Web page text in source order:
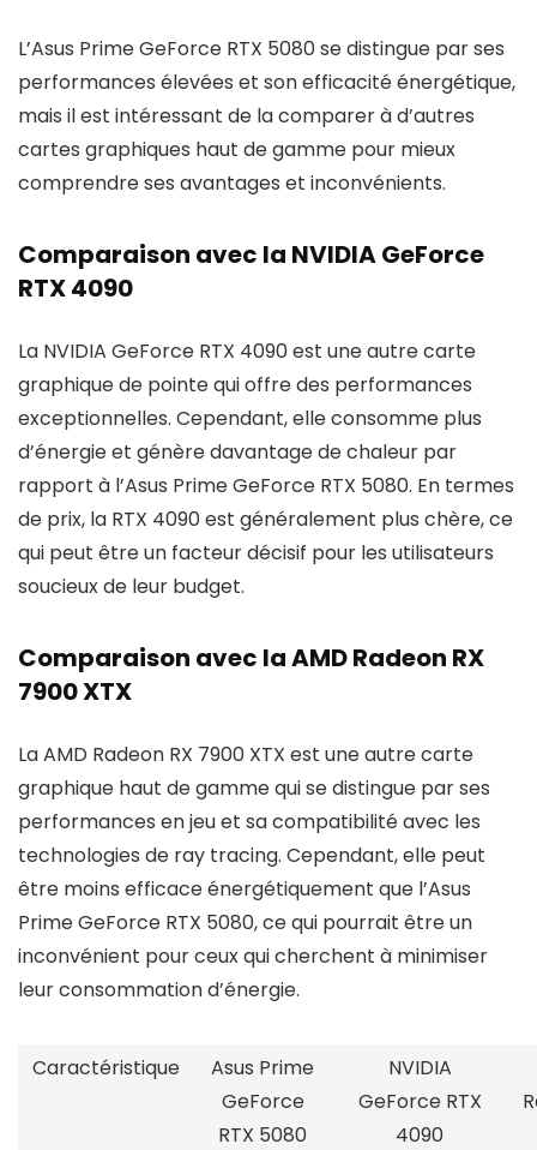
L’Asus Prime GeForce RTX 5080 se distingue par ses
performances élevées et son efficacité énergétique,
mais il est intéressant de la comparer à d’autres
cartes graphiques haut de gamme pour mieux
comprendre ses avantages et inconvénients.
Comparaison avec la NVIDIA GeForce
RTX 4090
La NVIDIA GeForce RTX 4090 est une autre carte
graphique de pointe qui offre des performances
exceptionnelles. Cependant, elle consomme plus
d’énergie et génère davantage de chaleur par
rapport à l’Asus Prime GeForce RTX 5080. En termes
de prix, la RTX 4090 est généralement plus chère, ce
qui peut être un facteur décisif pour les utilisateurs
soucieux de leur budget.
Comparaison avec la AMD Radeon RX
7900 XTX
La AMD Radeon RX 7900 XTX est une autre carte
graphique haut de gamme qui se distingue par ses
performances en jeu et sa compatibilité avec les
technologies de ray tracing. Cependant, elle peut
être moins efficace énergétiquement que l’Asus
Prime GeForce RTX 5080, ce qui pourrait être un
inconvénient pour ceux qui cherchent à minimiser
leur consommation d’énergie.
Caractéristique
Asus Prime
GeForce
RTX 5080
NVIDIA
GeForce RTX
4090